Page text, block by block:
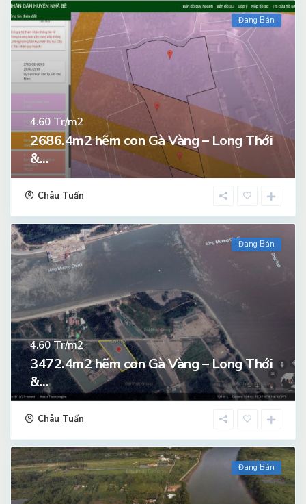
Đang Bán
4.60 Tr/m2
2686.4m2 hẽm con Gà Vàng – Long Thới
&...
Châu Tuấn
Đang Bán
4.60Tr/m2
3472.4m2 hẽm con Gà Vàng – Long Thới
&...
Châu Tuấn
Đang Bán